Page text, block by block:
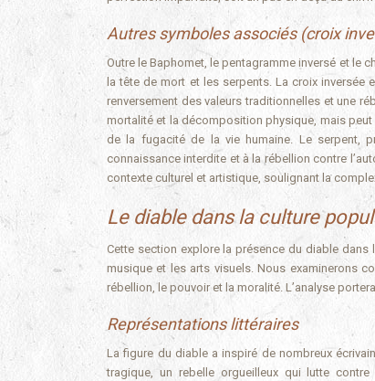
Autres symboles associés (croix
Outre le Baphomet, le pentagramme inversé et le
la tête de mort et les serpents. La croix
renversement des valeurs traditionnelles et une
mortalité et la décomposition physique, mais
de la fugacité de la vie humaine. Le serpent,
connaissance interdite et à la rébellion contre
contexte culturel et artistique, soulignant la
Le diable dans la culture
Cette section explore la présence du diable dans
musique et les arts visuels. Nous examinerons
rébellion, le pouvoir et la moralité. L’analyse
Représentations littéraires
La figure du diable a inspiré de nombreux
tragique, un rebelle orgueilleux qui lutte